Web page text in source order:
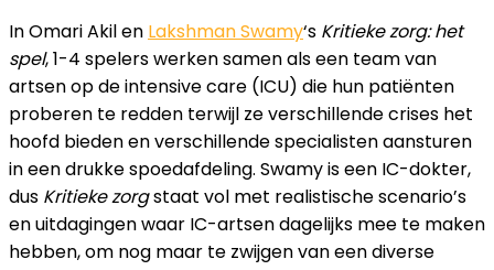
In Omari Akil en Lakshman Swamy‘s Kritieke zorg: het
spel, 1-4 spelers werken samen als een team van
artsen op de intensive care (ICU) die hun patiënten
proberen te redden terwijl ze verschillende crises het
hoofd bieden en verschillende specialisten aansturen
in een drukke spoedafdeling. Swamy is een IC-dokter,
dus Kritieke zorgstaat vol met realistische scenario’s
en uitdagingen waar IC-artsen dagelijks mee te maken
hebben, om nog maar te zwijgen van een diverse